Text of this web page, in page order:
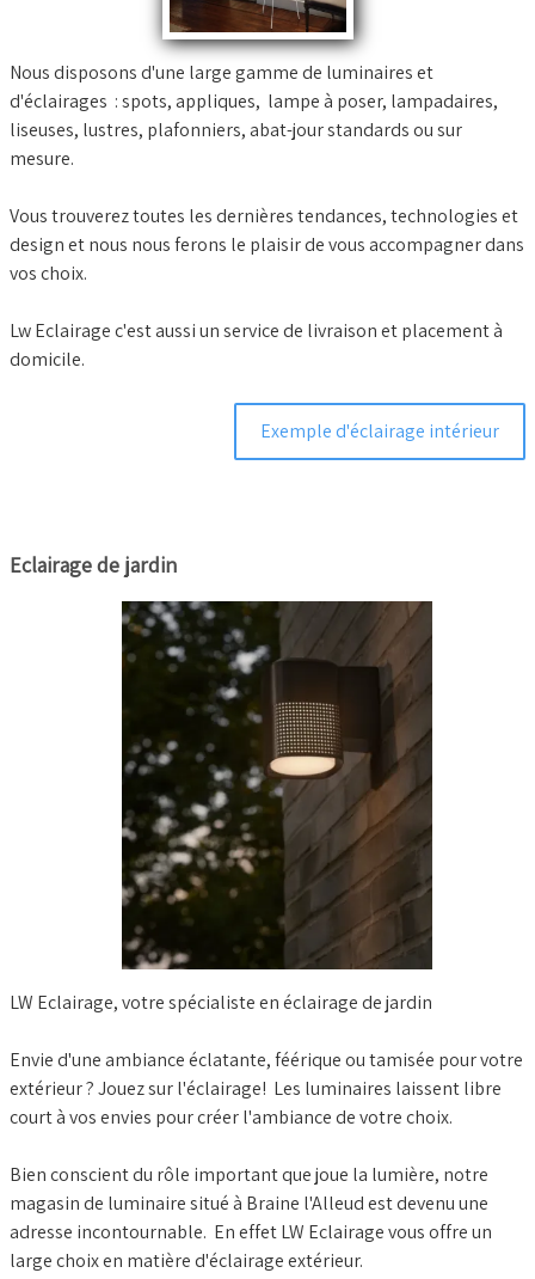
Nous disposons d'une large gamme de luminaires et
d'éclairages : spots, appliques, lampe à poser, lampadaires,
liseuses, lustres, plafonniers, abat-jour standards ou sur
mesure.
Vous trouverez toutes les dernières tendances, technologies et
design et nous nous ferons le plaisir de vous accompagner dans
vos choix.
Lw Eclairage c'est aussi un service de livraison et placement à
domicile.
Exemple d'éclairage intérieur
Eclairage de jardin
LW Eclairage, votre spécialiste en éclairage de jardin
Envie d'une ambiance éclatante, féérique ou tamisée pour votre
extérieur ? Jouez sur l'éclairage! Les luminaires laissent libre
court à vos envies pour créer l'ambiance de votre choix.
Bien conscient du rôle important que joue la lumière, notre
magasin de luminaire situé à Braine l'Alleud est devenu une
adresse incontournable. En effet LW Eclairage vous offre un
large choix en matière d'éclairage extérieur.